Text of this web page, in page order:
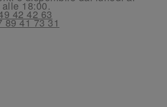
18:00.
42 42 63
89 41 73 31